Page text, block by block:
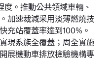
。推動公共領域車輛、
加速裁減采用淡薄燃燒技
充站覆蓋率達到100%。
現系族全覆蓋；周全實施
展機動車排放檢驗機構專